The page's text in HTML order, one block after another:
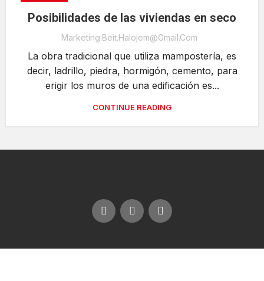
Posibilidades de las viviendas en seco
Marketing.beit.halojem@gmail.com
La obra tradicional que utiliza mampostería, es
decir, ladrillo, piedra, hormigón, cemento, para
erigir los muros de una edificación es...
CONTINUE READING